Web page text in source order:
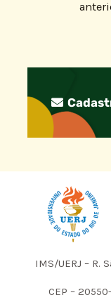
IMS/UERJ – R.
CEP –